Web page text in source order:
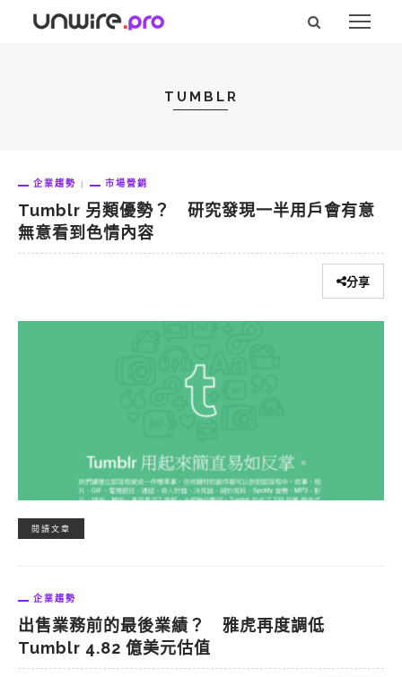
TUMBLR
企業趨勢 市場營銷
Tumblr 另類優勢？ 研究發現一半用戶會有意
無意看到色情內容
分享
閱讀文章
企業趨勢
出售業務前的最後業績？ 雅虎再度調低
Tumblr 4.82 億美元估值